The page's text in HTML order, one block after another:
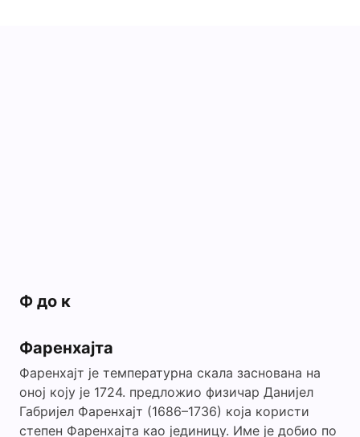
Ф до к
Фаренхајта
Фаренхајт је температурна скала заснована на
оној коју је 1724. предложио физичар Данијел
Габријел Фаренхајт (1686–1736) која користи
степен Фаренхајта као јединицу. Име је добио по